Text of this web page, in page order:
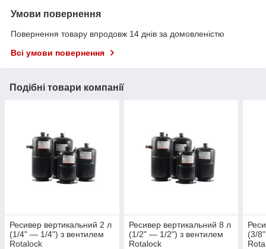
Умови повернення
Повернення товару впродовж 14 днів за домовленістю
Всі умови повернення
Подібні товари компанії
Ресивер вертикальний 2 л
(1/4" — 1/4") з вентилем
Rotalock
Ресивер вертикальний 8 л
(1/2" — 1/2") з вентилем
Rotalock
(3/